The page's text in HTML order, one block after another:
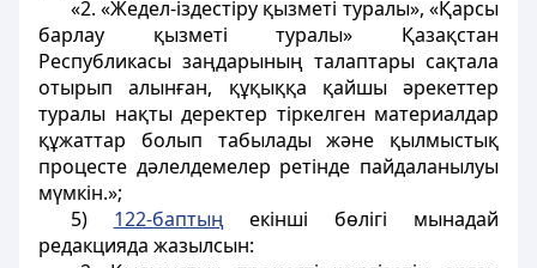
«2. «Жедел-iздестiру қызметi туралы», «Қарсы
барлау қызметі туралы» Қазақстан
Республикасы заңдарының талаптары сақтала
отырып алынған, құқыққа қайшы әрекеттер
туралы нақты деректер тіркелген материалдар
құжаттар болып табылады және қылмыстық
процесте дәлелдемелер ретінде пайдаланылуы
мүмкін.»;
5) 122-баптың екінші бөлігі мынадай
редакцияда жазылсын: